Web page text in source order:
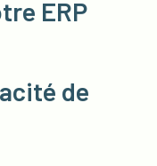
ERP
de